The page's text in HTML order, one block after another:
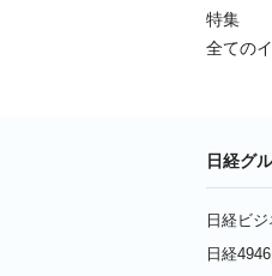
特集
全ての
日経グ
日経ビ
日経